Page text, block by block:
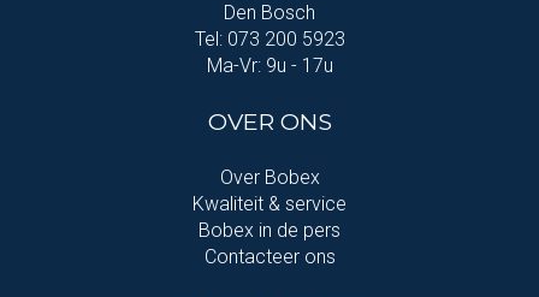
Den Bosch
Tel: 073 200 5923
Ma-Vr: 9u - 17u
OVER ONS
Over Bobex
Kwaliteit & service
Bobex in de pers
Contacteer ons